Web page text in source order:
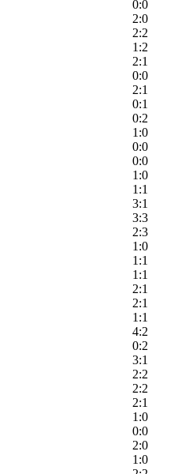
0:0
2:0
2:2
1:2
2:1
0:0
2:1
0:1
0:2
1:0
0:0
0:0
1:0
1:1
3:1
3:3
2:3
1:0
1:1
1:1
2:1
2:1
1:1
4:2
0:2
3:1
2:2
2:2
2:1
1:0
0:0
2:0
1:0